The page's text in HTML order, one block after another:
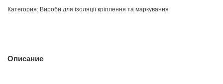
Категория: Вироби для ізоляції кріплення та маркування
Описание